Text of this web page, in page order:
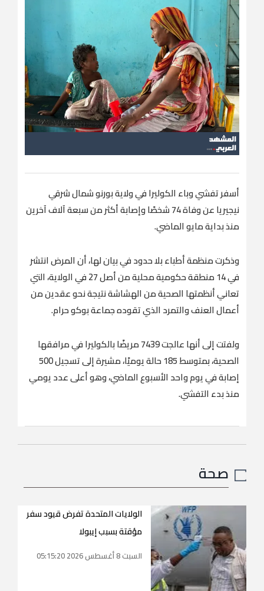
أسفر تفشي وباء الكوليرا في ولاية بورنو شمال شرقي
نيجيريا عن وفاة 74 شخصًا وإصابة أكثر من سبعة آلاف آخرين
منذ بداية مايو الماضي.
وذكرت منظمة أطباء بلا حدود في بيان لها، أن المرض انتشر
في 14 منطقة حكومية محلية من أصل 27 في الولاية، التي
تعاني أنظمتها الصحية من الهشاشة نتيجة نحو عقدين من
أعمال العنف والتمرد الذي تقوده جماعة بوكو حرام.
ولفتت إلى أنها عالجت 7439 مريضًا بالكوليرا في مرافقها
الصحية، بمتوسط 185 حالة يوميًا، مشيرة إلى تسجيل 500
إصابة في يوم واحد الأسبوع الماضي، وهو أعلى عدد يومي
منذ بدء التفشي.
صحة
الولايات المتحدة تفرض قيود سفر
مؤقتة بسبب إيبولا
السبت 8 أغسطس 2026 05:15:20